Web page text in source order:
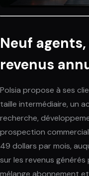
Neuf
revenus
Polsia propose à ses
taille intermédiaire, un
recherche,
prospection
49 dollars par mois,
sur les revenus générés
mélange abonnement